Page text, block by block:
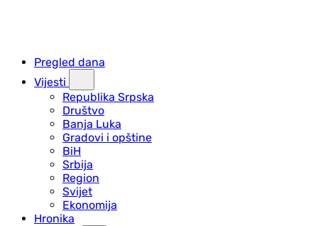
Pregled dana
Vijesti
Republika Srpska
Društvo
Banja Luka
Gradovi i opštine
BiH
Srbija
Region
Svijet
Ekonomija
Hronika